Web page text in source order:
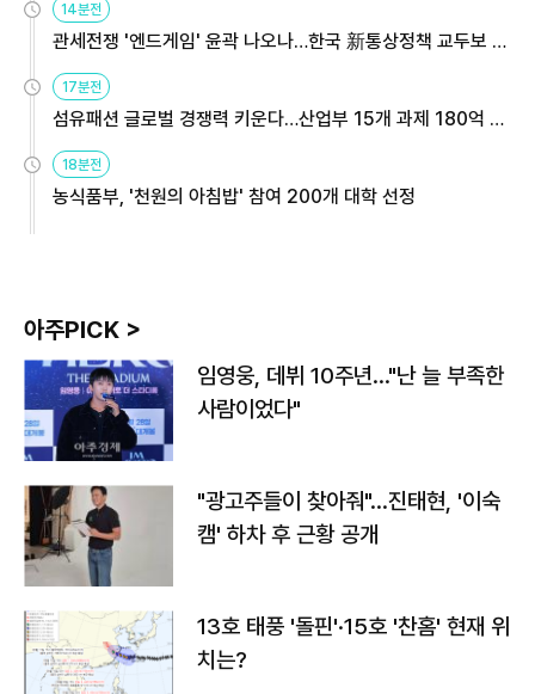
14분전
관세전쟁 '엔드게임' 윤곽 나오나…한국 新통상정책 교두보 활
용해야
17분전
섬유패션 글로벌 경쟁력 키운다…산업부 15개 과제 180억 지
원
18분전
농식품부, '천원의 아침밥' 참여 200개 대학 선정
아주PICK >
임영웅, 데뷔 10주년…"난 늘 부족한
사람이었다"
"광고주들이 찾아줘"…진태현, '이숙
캠' 하차 후 근황 공개
13호 태풍 '돌핀'·15호 '찬홈' 현재 위
치는?